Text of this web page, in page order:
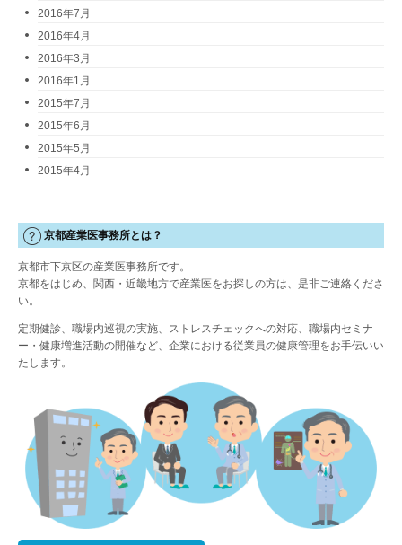
2016年7月
2016年4月
2016年3月
2016年1月
2015年7月
2015年6月
2015年5月
2015年4月
京都産業医事務所とは？
京都市下京区の産業医事務所です。
京都をはじめ、関西・近畿地方で産業医をお探しの方は、是非ご連絡くださ
い。
定期健診、職場内巡視の実施、ストレスチェックへの対応、職場内セミナ
ー・健康増進活動の開催など、企業における従業員の健康管理をお手伝いい
たします。